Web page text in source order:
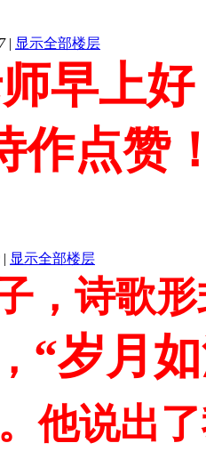
| 显示全部楼层
早上
作点赞
| 显示全部楼层
，诗歌
“岁月
。他说出